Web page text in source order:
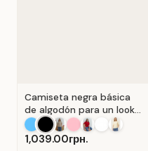
Camiseta negra básica
de algodón para un look
casual . Negro.
1,039.00грн.